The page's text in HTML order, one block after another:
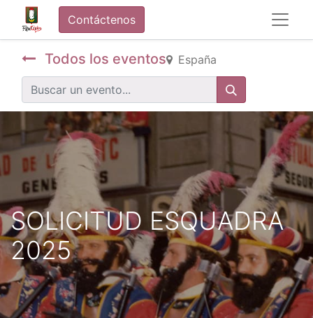
Contáctenos
Todos los eventos España
SOLICITUD ESQUADRA
2025